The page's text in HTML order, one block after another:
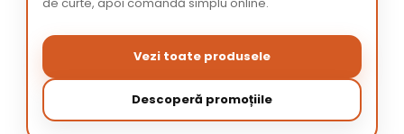
Vezi toate produsele
Descoperă promoțiile